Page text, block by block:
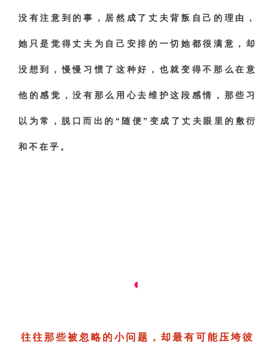
没有注意到的事，居然成了丈夫背叛自己的理由，
她只是觉得丈夫为自己安排的一切她都很满意，却
没想到，慢慢习惯了这种好，也就变得不那么在意
他的感觉，没有那么用心去维护这段感情，那些习
以为常，脱口而出的“随便”变成了丈夫眼里的敷衍
和不在乎。
‌◐
往往那些被忽略的小问题，却最有可能压垮彼